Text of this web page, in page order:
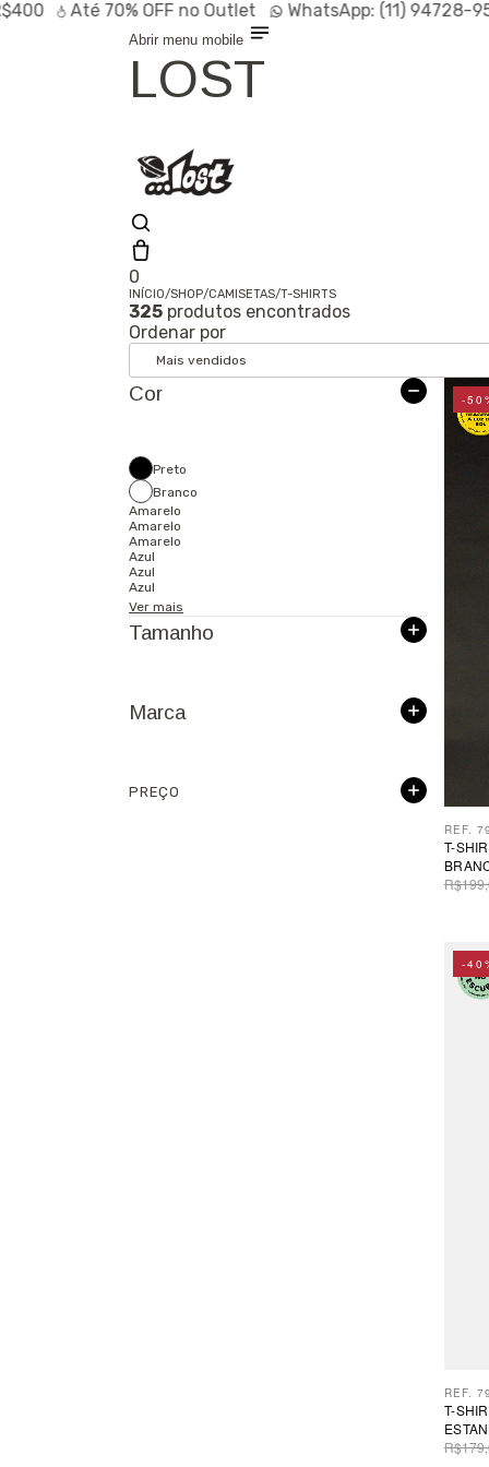
Até 70% OFFno Outlet WhatsApp:(11) 94728-9569
Abrir menu mobile
LOST
0
HOT
SALE
INÍCIO/SHOP/CAMISETAS/T-SHIRTS
325 produtos encontrados
Ordenar por
Cor
Preto
Branco
Amarelo
Amarelo
Amarelo
Azul
Azul
Azul
Ver mais
Tamanho
Marca
PREÇO
T-
REF.
-
T-
REF.
-